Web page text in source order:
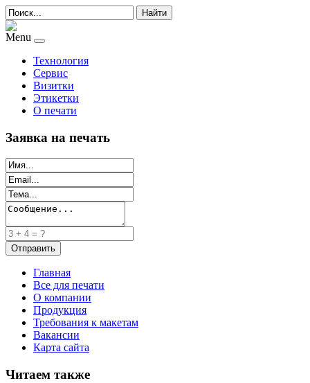
Найти
Menu
Технология
Сервис
Визитки
Этикетки
О печати
Заявка на печать
Главная
Все для печати
О компании
Продукция
Требования к макетам
Вакансии
Карта сайта
Читаем также